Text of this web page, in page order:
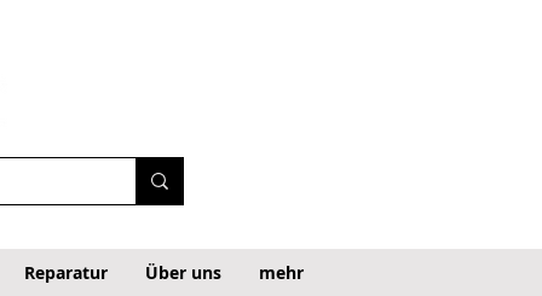
Reparatur Über uns mehr